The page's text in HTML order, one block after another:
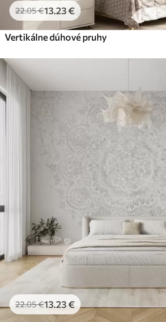
22.05€13.23€
Vertikálne dúhové pruhy
22.05€13.23€